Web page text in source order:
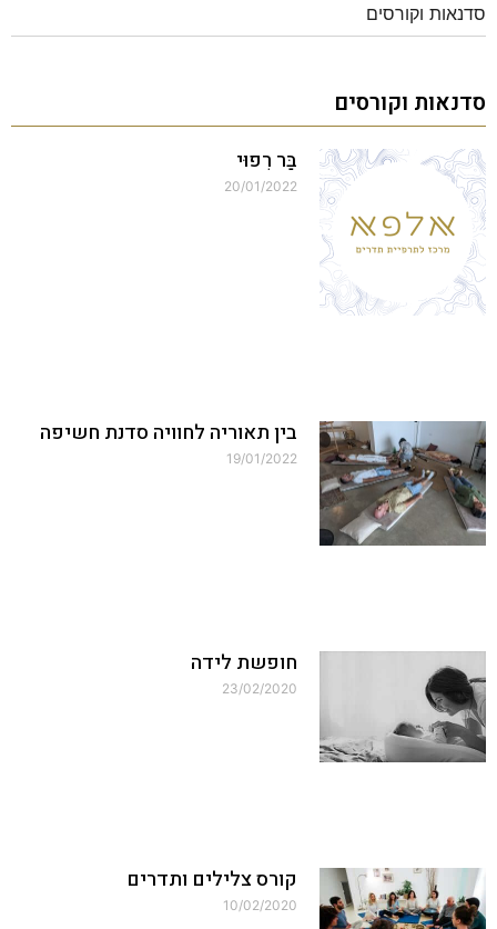
סדנאות וקורסים
סדנאות וקורסים
בַּר רִפוּי
20/01/2022
בין תאוריה לחוויה סדנת חשיפה
19/01/2022
חופשת לידה
23/02/2020
קורס צלילים ותדרים
10/02/2020